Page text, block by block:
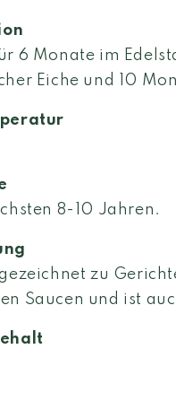
6 Monate im
Eiche und 10
8-10 Jahren.
zu
Saucen und ist